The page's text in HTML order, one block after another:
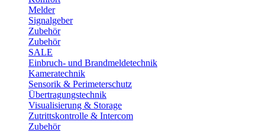
Melder
Signalgeber
Zubehör
Zubehör
SALE
Einbruch- und Brandmeldetechnik
Kameratechnik
Sensorik & Perimeterschutz
Übertragungstechnik
Visualisierung & Storage
Zutrittskontrolle & Intercom
Zubehör